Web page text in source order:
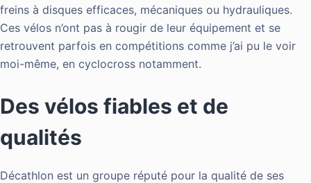
freins à disques efficaces, mécaniques ou hydrauliques.
Ces vélos n’ont pas à rougir de leur équipement et se
retrouvent parfois en compétitions comme j’ai pu le voir
moi-même, en cyclocross notamment.
Des vélos fiables et de
qualités
Décathlon est un groupe réputé pour la qualité de ses